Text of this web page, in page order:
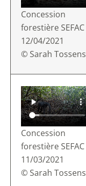
Concession
forestière SEFAC
12/04/2021
© Sarah Tossens
Concession
forestière SEFAC
11/03/2021
© Sarah Tossens